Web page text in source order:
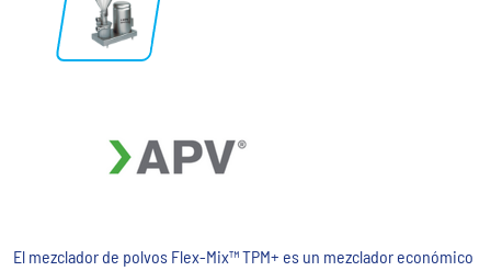
El mezclador de polvos Flex-Mix™ TPM+ es un mezclador económico